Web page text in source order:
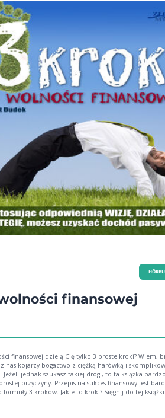
finansowej
nas kojarzy bogactwo z ciężką harówką i
jednak szukasz takiej drogi, to ta książka
przyczyny. Przepis na sukces finansowy jest
do tej książki i